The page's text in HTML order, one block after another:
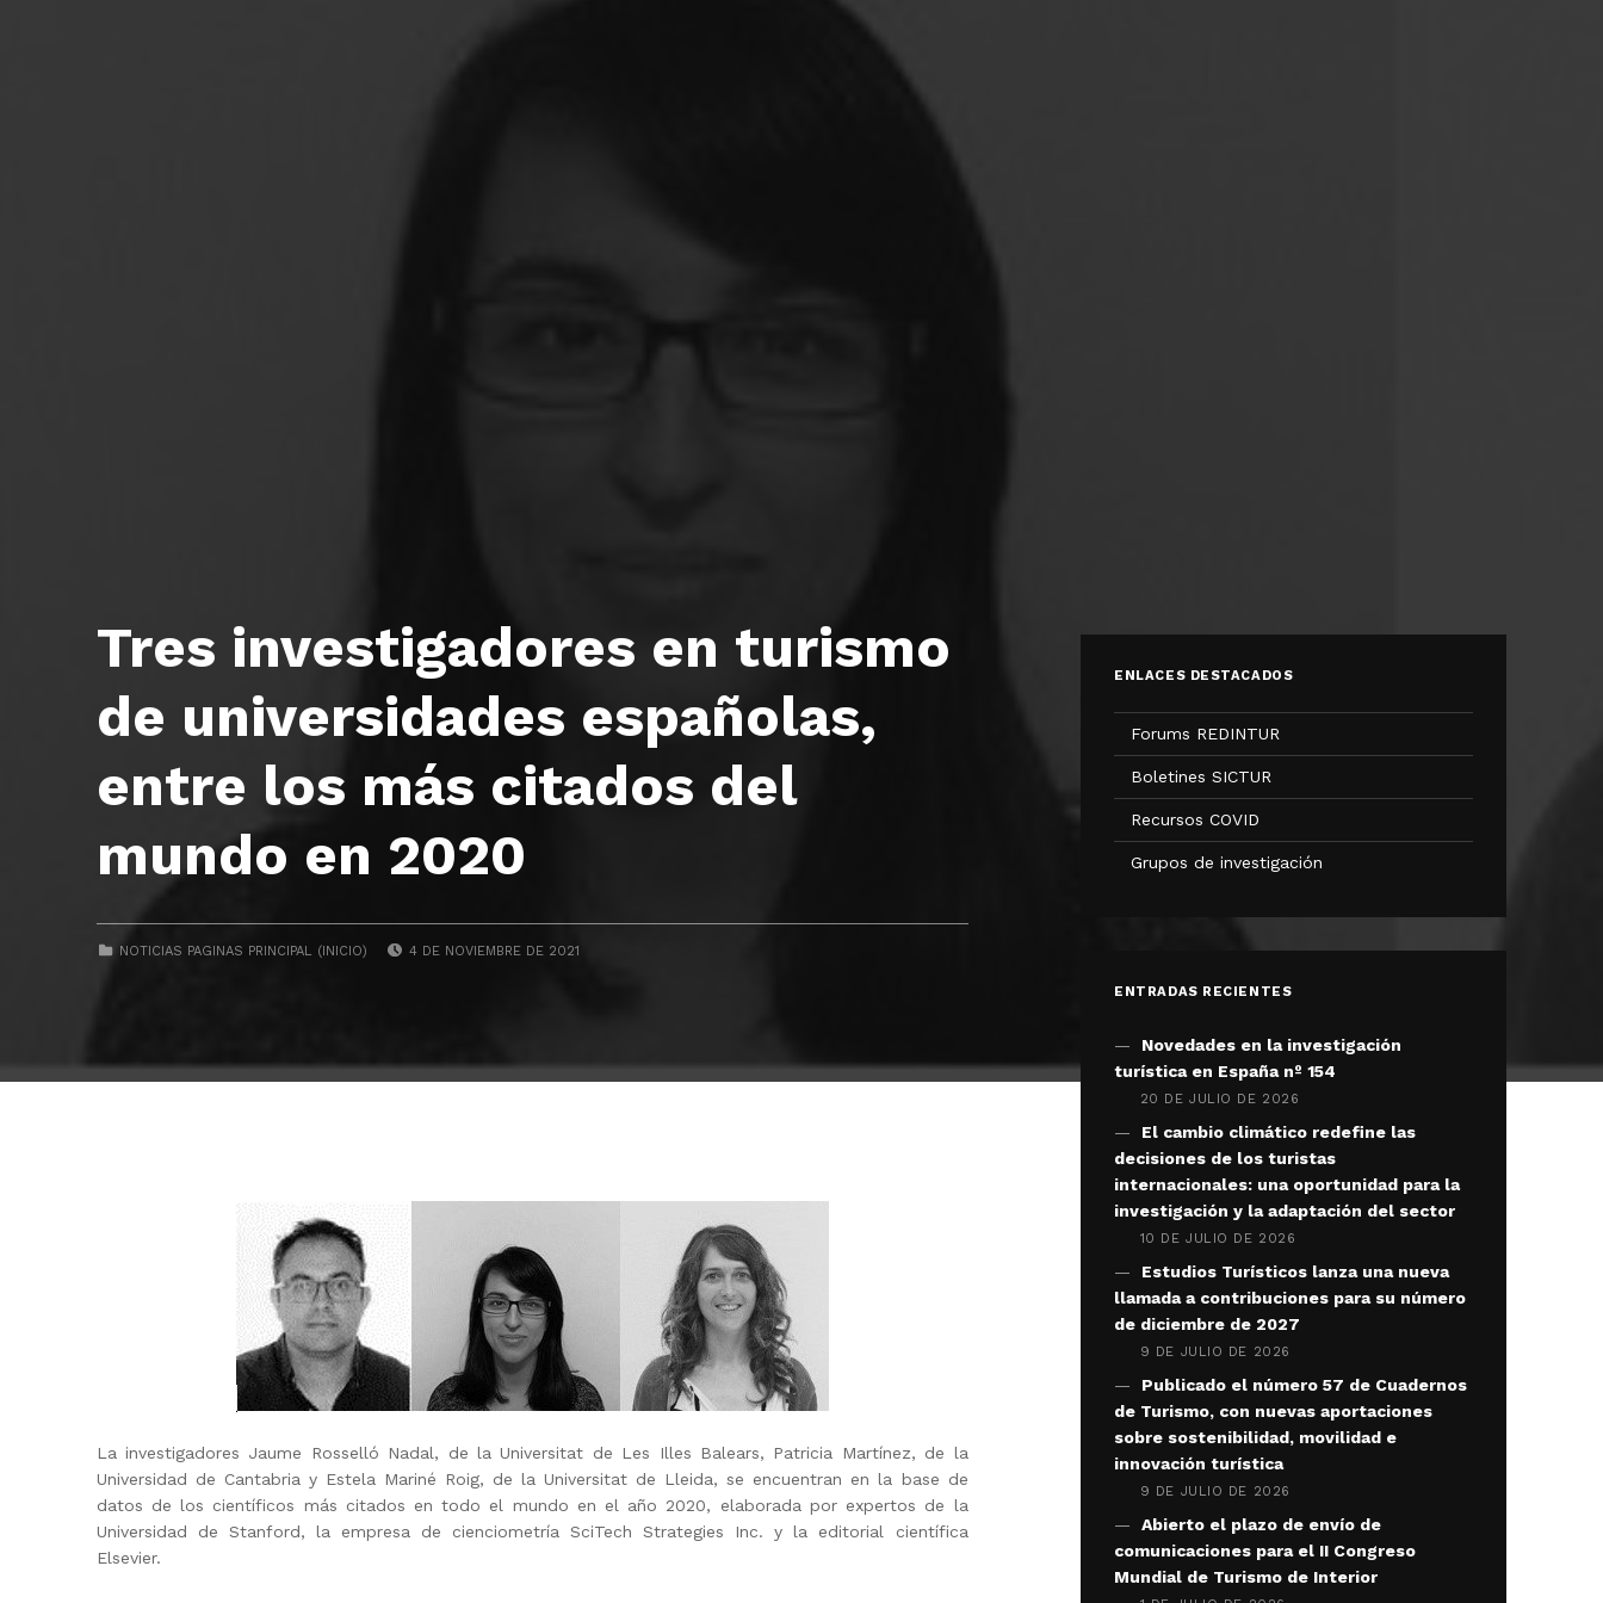
Tres investigadores en turismo
de universidades españolas,
entre los más citados del
mundo en 2020
CATEGORIZED IN:
NOTICIAS PAGINAS PRINCIPAL (INICIO) 4 DE NOVIEMBRE DE 2021
La investigadores Jaume Rosselló Nadal, de la Universitat de Les Illes Balears, Patricia Martínez, de la
Universidad de Cantabria y Estela Mariné Roig, de la Universitat de Lleida, se encuentran en la base de
datos de los científicos más citados en todo el mundo en el año 2020, elaborada por expertos de la
Universidad de Stanford, la empresa de cienciometría SciTech Strategies Inc. y la editorial científica
Elsevier.
ENLACES DESTACADOS
Forums REDINTUR
Boletines SICTUR
Recursos COVID
Grupos de investigación
ENTRADAS RECIENTES
Novedades en la investigación
turística en España nº 154
20 DE JULIO DE 2026
El cambio climático redefine las
decisiones de los turistas
internacionales: una oportunidad para la
investigación y la adaptación del sector
10 DE JULIO DE 2026
Estudios Turísticos lanza una nueva
llamada a contribuciones para su número
de diciembre de 2027
9 DE JULIO DE 2026
Publicado el número 57 de Cuadernos
de Turismo, con nuevas aportaciones
sobre sostenibilidad, movilidad e
innovación turística
9 DE JULIO DE 2026
Abierto el plazo de envío de
comunicaciones para el II Congreso
Mundial de Turismo de Interior